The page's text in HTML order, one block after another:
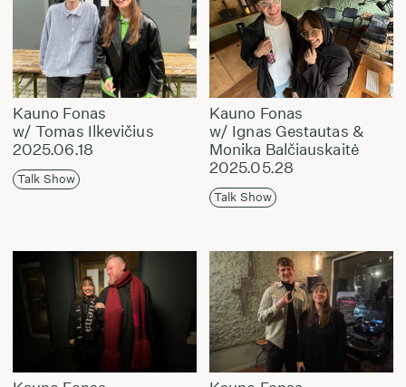
Kauno Fonas
w/ Tomas Ilkevičius
2025.06.18
Talk Show
Kauno Fonas
w/ Ignas Gestautas &
Monika Balčiauskaitė
2025.05.28
Talk Show